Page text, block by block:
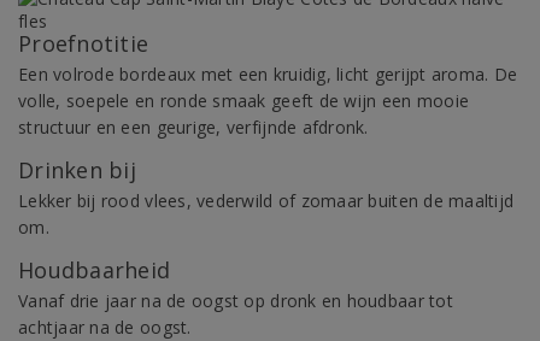
Proefnotitie
Een volrode bordeaux met een kruidig, licht gerijpt aroma. De
volle, soepele en ronde smaak geeft de wijn een mooie
structuur en een geurige, verfijnde afdronk.
Drinken bij
Lekker bij rood vlees, vederwild of zomaar buiten de maaltijd
om.
Houdbaarheid
Vanaf drie jaar na de oogst op dronk en houdbaar tot
achtjaar na de oogst.